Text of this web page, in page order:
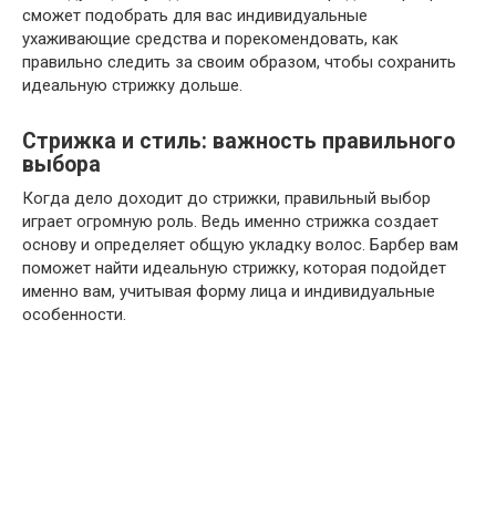
сможет подобрать для вас индивидуальные
ухаживающие средства и порекомендовать, как
правильно следить за своим образом, чтобы сохранить
идеальную стрижку дольше.
Стрижка и стиль: важность правильного
выбора
Когда дело доходит до стрижки, правильный выбор
играет огромную роль. Ведь именно стрижка создает
основу и определяет общую укладку волос. Барбер вам
поможет найти идеальную стрижку, которая подойдет
именно вам, учитывая форму лица и индивидуальные
особенности.